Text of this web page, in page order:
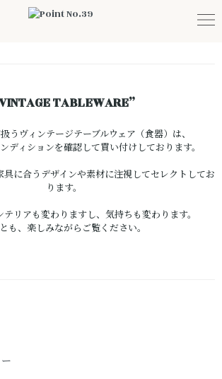
TABLEWARE”
うヴィンテージテーブルウェア（食器）は、
ディションを確認して買い付けしております。
に合うデザインや素材に注視してセレクトしてお
ります。
リアも変わりますし、気持ちも変わります。
も、楽しみながらご覧ください。